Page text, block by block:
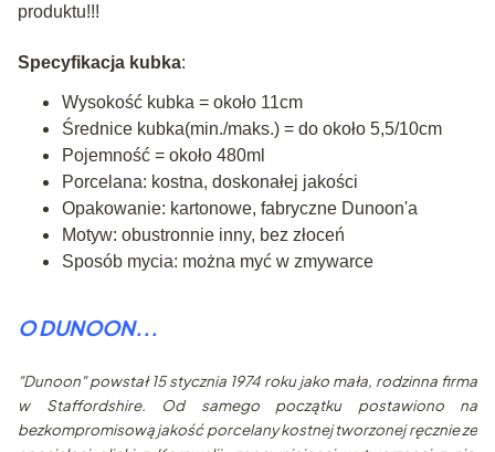
produktu!!!
Specyfikacja kubka:
Wysokość kubka = około 11cm
Średnice kubka(min./maks.) = do około 5,5/10cm
Pojemność = około 480ml
Porcelana: kostna, doskonałej jakości
Opakowanie: kartonowe, fabryczne Dunoon'a
Motyw: obustronnie inny, bez złoceń
Sposób mycia: można myć w zmywarce
O DUNOON...
"Dunoon" powstał 15 stycznia 1974 roku jako mała, rodzinna firma
w Staffordshire. Od samego początku postawiono na
bezkompromisową jakość porcelany kostnej tworzonej ręcznie ze